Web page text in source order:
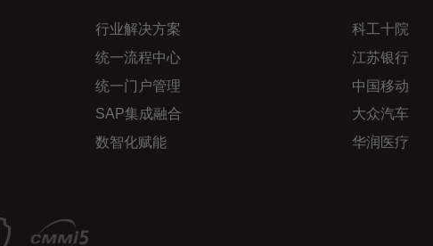
行业解决方案
统一流程中心
统一门户管理
SAP集成融合
数智化赋能
科工十院
江苏银行
中国移动
大众汽车
华润医疗